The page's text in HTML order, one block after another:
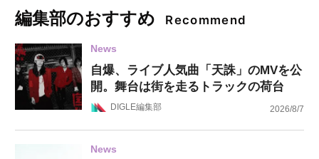
編集部のおすすめ Recommend
News
自爆、ライブ人気曲「天誅」のMVを公
開。舞台は街を走るトラックの荷台
DIGLE編集部 2026/8/7
News